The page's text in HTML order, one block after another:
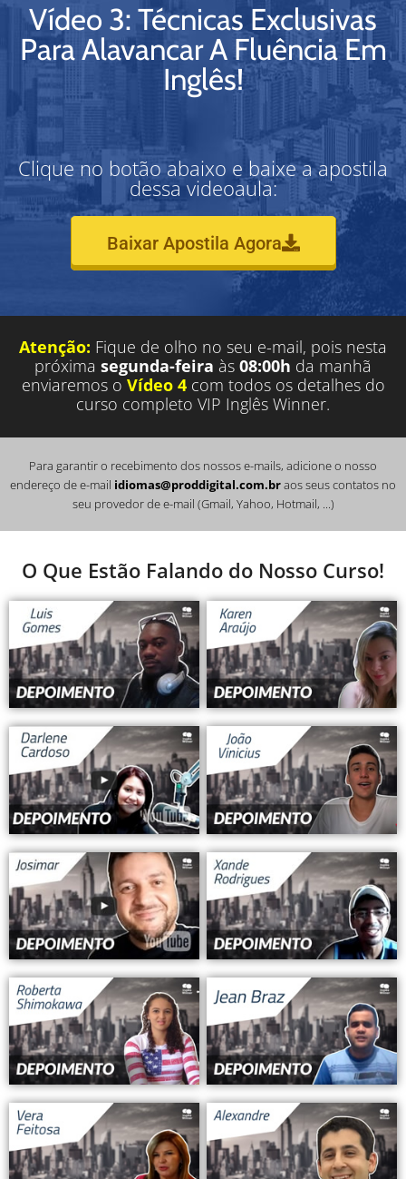
Vídeo 3: Técnicas Exclusivas
Para Alavancar A Fluência Em
Inglês!
Clique no botão abaixo e baixe a apostila
dessa videoaula:
Baixar Apostila Agora
Atenção: Fique de olho no seu e-mail, pois nesta
próxima segunda-feira às 08:00h da manhã
enviaremos o Vídeo 4com todos os detalhes do
curso completo VIP Inglês Winner.
Para garantir o recebimento dos nossos e-mails, adicione o nosso
endereço de e-mail idiomas@proddigital.com.braos seus contatos no
seu provedor de e-mail (Gmail, Yahoo, Hotmail, ...)
O Que Estão Falando do Nosso Curso!